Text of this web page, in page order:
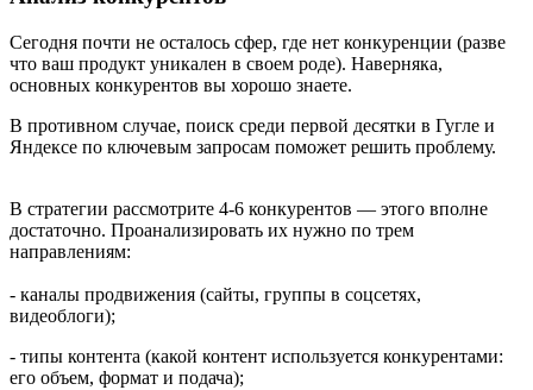
Сегодня почти не осталось сфер, где нет конкуренции (разве
что ваш продукт уникален в своем роде). Наверняка,
основных конкурентов вы хорошо знаете.
В противном случае, поиск среди первой десятки в Гугле и
Яндексе по ключевым запросам поможет решить проблему.
В стратегии рассмотрите 4-6 конкурентов — этого вполне
достаточно. Проанализировать их нужно по трем
направлениям:
- каналы продвижения (сайты, группы в соцсетях,
видеоблоги);
- типы контента (какой контент используется конкурентами:
его объем, формат и подача);